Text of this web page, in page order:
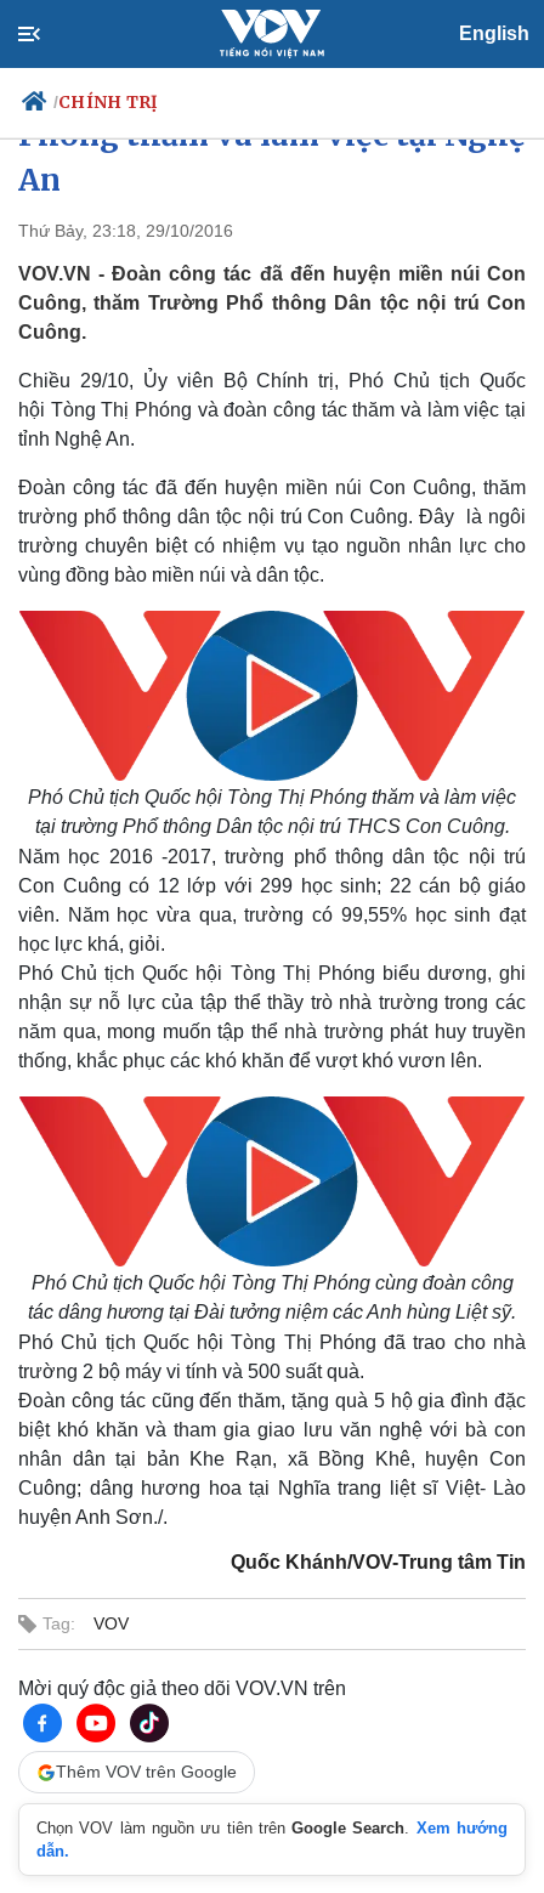
English
/CHÍNH TRỊ
Chính trị
Tổ chức nhân sự
Quốc hội
Nhận diện sự thật
Tin 24h
Dự báo thời tiết
Giáo dục
Biển đảo
Thế giới
Quan sát
Cuộc sống đó đây
Multimedia
Video
Infographic
Phó Chủ tịch Quốc hội Tòng Thị
Phóng thăm và làm việc tại Nghệ
An
Thứ Bảy, 23:18, 29/10/2016
VOV.VN - Đoàn công tác đã đến huyện miền núi Con
Cuông, thăm Trường Phổ thông Dân tộc nội trú Con
Cuông.
Chiều 29/10, Ủy viên Bộ Chính trị, Phó Chủ tịch Quốc
hội Tòng Thị Phóng và đoàn công tác thăm và làm việc tại
tỉnh Nghệ An.
Đoàn công tác đã đến huyện miền núi Con Cuông, thăm
trường phổ thông dân tộc nội trú Con Cuông. Đây là ngôi
trường chuyên biệt có nhiệm vụ tạo nguồn nhân lực cho
vùng đồng bào miền núi và dân tộc.
Phó Chủ tịch Quốc hội Tòng Thị Phóng thăm và làm việc
tại trường Phổ thông Dân tộc nội trú THCS Con Cuông.
Năm học 2016 -2017, trường phổ thông dân tộc nội trú
Con Cuông có 12 lớp với 299 học sinh; 22 cán bộ giáo
viên. Năm học vừa qua, trường có 99,55% học sinh đạt
học lực khá, giỏi.
Phó Chủ tịch Quốc hội Tòng Thị Phóng biểu dương, ghi
nhận sự nỗ lực của tập thể thầy trò nhà trường trong các
năm qua, mong muốn tập thể nhà trường phát huy truyền
thống, khắc phục các khó khăn để vượt khó vươn lên.
Phó Chủ tịch Quốc hội Tòng Thị Phóng cùng đoàn công
tác dâng hương tại Đài tưởng niệm các Anh hùng Liệt sỹ.
Phó Chủ tịch Quốc hội Tòng Thị Phóng đã trao cho nhà
trường 2 bộ máy vi tính và 500 suất quà.
Đoàn công tác cũng đến thăm, tặng quà 5 hộ gia đình đặc
biệt khó khăn và tham gia giao lưu văn nghệ với bà con
nhân dân tại bản Khe Rạn, xã Bồng Khê, huyện Con
Cuông; dâng hương hoa tại Nghĩa trang liệt sĩ Việt- Lào
huyện Anh Sơn./.
Quốc Khánh/VOV-Trung tâm Tin
Tag: VOV
Mời quý độc giả theo dõi VOV.VN trên
Thêm VOV trên Google
Chọn VOV làm nguồn ưu tiên trênGoogle Search. Xem hướng
dẫn.